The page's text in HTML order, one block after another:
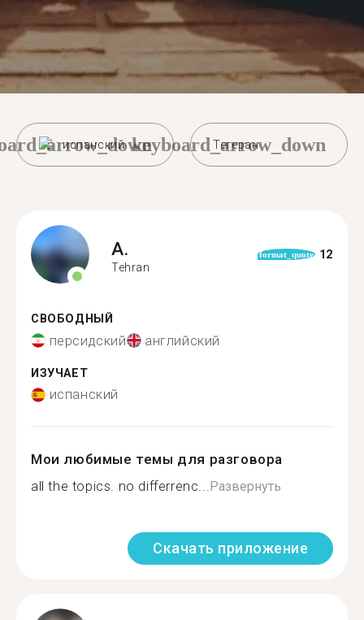
испанский Тегеран
keyboard_arrow_down
A.
Tehran
format_quote 12
СВОБОДНЫЙ
персидский английский
ИЗУЧАЕТ
испанский
Мои любимые темы для разговора
all the topics. no differrenc...Развернуть
Скачать приложение